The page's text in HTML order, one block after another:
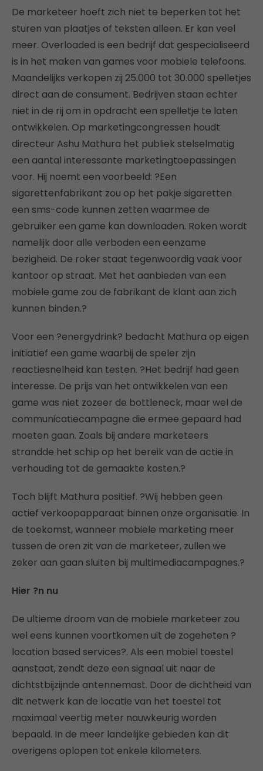
De marketeer hoeft zich niet te beperken tot het
sturen van plaatjes of teksten alleen. Er kan veel
meer. Overloaded is een bedrijf dat gespecialiseerd
is in het maken van games voor mobiele telefoons.
Maandelijks verkopen zij 25.000 tot 30.000 spelletjes
direct aan de consument. Bedrijven staan echter
niet in de rij om in opdracht een spelletje te laten
ontwikkelen. Op marketingcongressen houdt
directeur Ashu Mathura het publiek stelselmatig
een aantal interessante marketingtoepassingen
voor. Hij noemt een voorbeeld: ?Een
sigarettenfabrikant zou op het pakje sigaretten
een sms-code kunnen zetten waarmee de
gebruiker een game kan downloaden. Roken wordt
namelijk door alle verboden een eenzame
bezigheid. De roker staat tegenwoordig vaak voor
kantoor op straat. Met het aanbieden van een
mobiele game zou de fabrikant de klant aan zich
kunnen binden.?
Voor een ?energydrink? bedacht Mathura op eigen
initiatief een game waarbij de speler zijn
reactiesnelheid kan testen. ?Het bedrijf had geen
interesse. De prijs van het ontwikkelen van een
game was niet zozeer de bottleneck, maar wel de
communicatiecampagne die ermee gepaard had
moeten gaan. Zoals bij andere marketeers
strandde het schip op het bereik van de actie in
verhouding tot de gemaakte kosten.?
Toch blijft Mathura positief. ?Wij hebben geen
actief verkoopapparaat binnen onze organisatie. In
de toekomst, wanneer mobiele marketing meer
tussen de oren zit van de marketeer, zullen we
zeker aan gaan sluiten bij multimediacampagnes.?
Hier ?n nu
De ultieme droom van de mobiele marketeer zou
wel eens kunnen voortkomen uit de zogeheten ?
location based services?. Als een mobiel toestel
aanstaat, zendt deze een signaal uit naar de
dichtstbijzijnde antennemast. Door de dichtheid van
dit netwerk kan de locatie van het toestel tot
maximaal veertig meter nauwkeurig worden
bepaald. In de meer landelijke gebieden kan dit
overigens oplopen tot enkele kilometers.